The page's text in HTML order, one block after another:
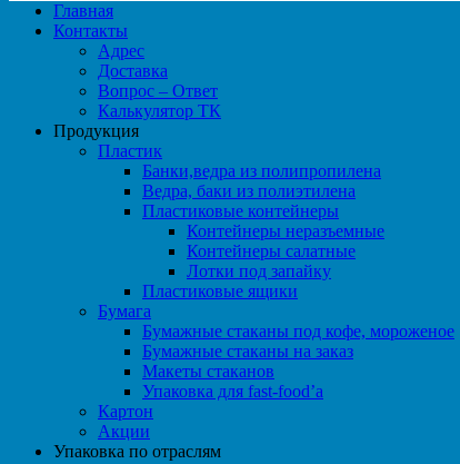
Главная
Контакты
Адрес
Доставка
Вопрос – Ответ
Калькулятор ТК
Продукция
Пластик
Банки,ведра из полипропилена
Ведра, баки из полиэтилена
Пластиковые контейнеры
Контейнеры неразъемные
Контейнеры салатные
Лотки под запайку
Пластиковые ящики
Бумага
Бумажные стаканы под кофе, мороженое
Бумажные стаканы на заказ
Макеты стаканов
Упаковка для fast-food’а
Картон
Акции
Упаковка по отраслям